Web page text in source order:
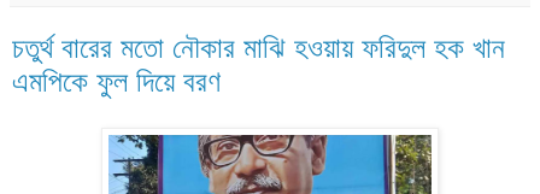
চতুর্থ বারের মতো নৌকার মাঝি হওয়ায় ফরিদুল হক খান
এমপিকে ফুল দিয়ে বরণ